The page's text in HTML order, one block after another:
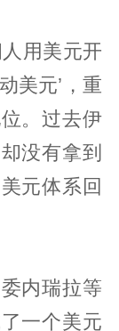
用美元开
美元’，重
。过去伊
没有拿到
元体系回
内瑞拉等
一个美元